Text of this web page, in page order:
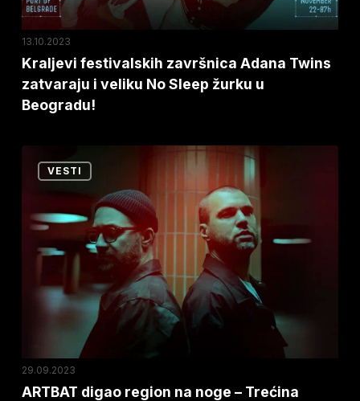
No
Sleep
žurku
u
Beogradu!
13.10.2023
Kraljevi festivalskih završnica Adana Twins
zatvaraju i veliku No Sleep žurku u
Beogradu!
digao
na
noge
Trećina
ulaznica
Exitovu
No
VESTI
29.09.2023
ARTBAT digao region na noge – Trećina